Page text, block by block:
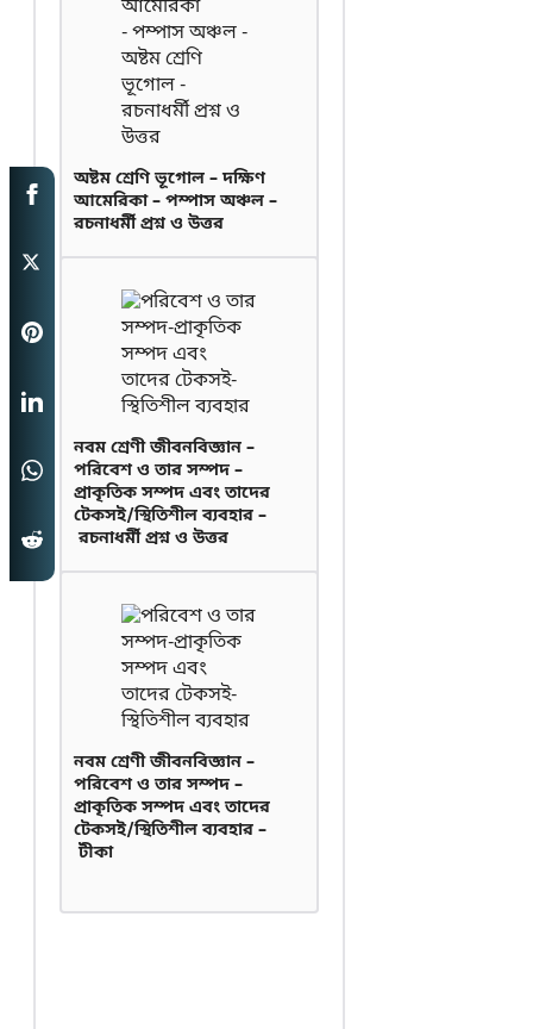
অষ্টম শ্রেণি ভূগোল – দক্ষিণ
আমেরিকা – পম্পাস অঞ্চল –
রচনাধর্মী প্রশ্ন ও উত্তর
নবম শ্রেণী জীবনবিজ্ঞান –
পরিবেশ ও তার সম্পদ –
প্রাকৃতিক সম্পদ এবং তাদের
টেকসই/স্থিতিশীল ব্যবহার –
রচনাধর্মী প্রশ্ন ও উত্তর
নবম শ্রেণী জীবনবিজ্ঞান –
পরিবেশ ও তার সম্পদ –
প্রাকৃতিক সম্পদ এবং তাদের
টেকসই/স্থিতিশীল ব্যবহার –
টীকা